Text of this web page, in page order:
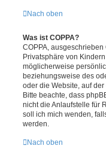
Nach oben
Was ist COPPA?
COPPA, ausgeschrieben
Privatsphäre von
möglicherweise
beziehungsweise des
oder die Website, auf
Bitte beachte, dass
nicht die Anlaufstelle für
soll ich mich wenden,
werden.
Nach oben